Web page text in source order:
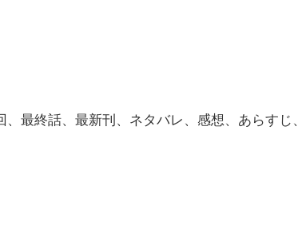
最終話、最新刊、ネタバレ、感想、あらすじ